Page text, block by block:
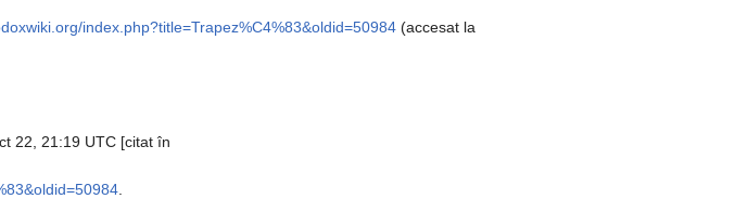
index.php?title=Trapez%C4%83&oldid=50984 (accesat la
22, 21:19 UTC [citat în